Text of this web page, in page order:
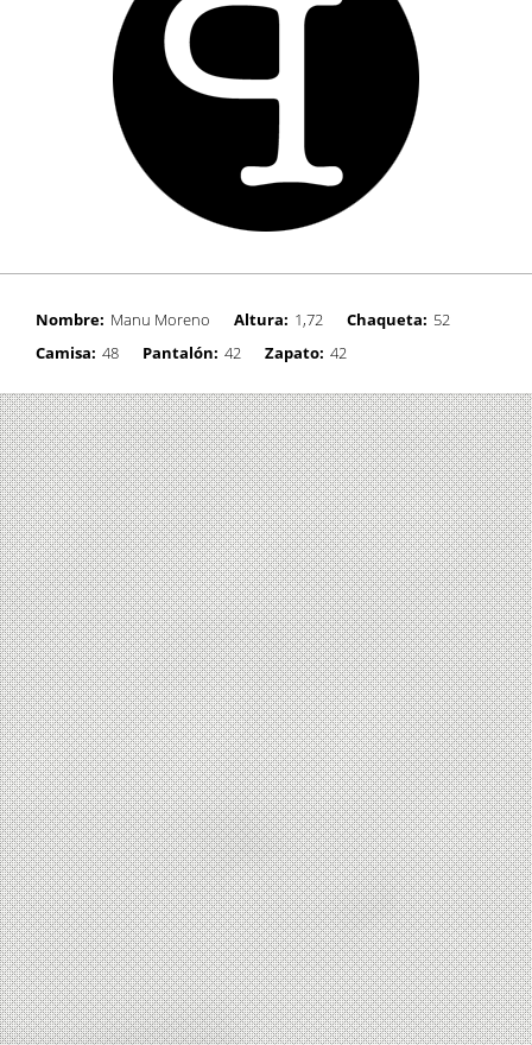
Nombre: Manu Moreno Altura: 1,72 Chaqueta: 52
Camisa: 48 Pantalón: 42 Zapato: 42